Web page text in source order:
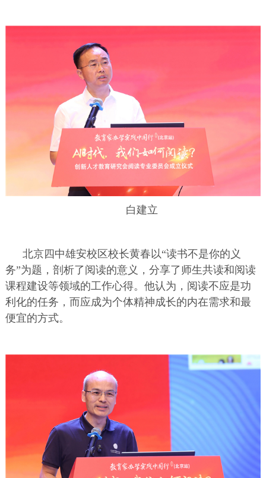
白建立
北京四中雄安校区校长黄春以“读书不是你的义
务”为题，剖析了阅读的意义，分享了师生共读和阅读
课程建设等领域的工作心得。他认为，阅读不应是功
利化的任务，而应成为个体精神成长的内在需求和最
便宜的方式。